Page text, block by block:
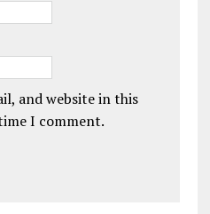
and website in this
I comment.